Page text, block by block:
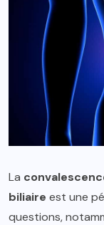
La
biliaire est une
questions,